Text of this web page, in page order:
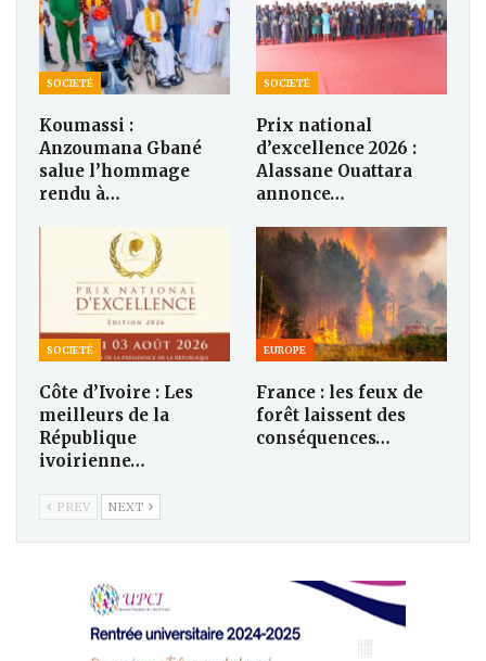
SOCIETÉ
Koumassi :
Anzoumana Gbané
salue l’hommage
rendu à…
SOCIETÉ
Prix national
d’excellence 2026 :
Alassane Ouattara
annonce…
SOCIETÉ
Côte d’Ivoire : Les
meilleurs de la
République
ivoirienne…
EUROPE
France : les feux de
forêt laissent des
conséquences…
PREV NEXT